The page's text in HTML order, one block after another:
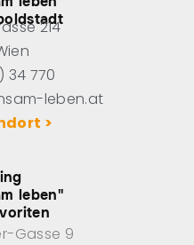
214
34 770
leben.at
>
leben"
Gasse 9